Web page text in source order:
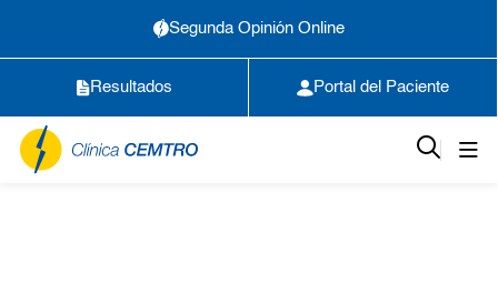
Segunda Opinión Online
Resultados Portal del Paciente